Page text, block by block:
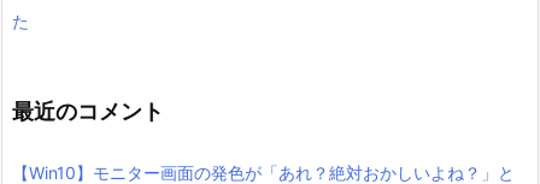
た
最近のコメント
【Win10】モニター画面の発色が「あれ？絶対おかしいよね？」と